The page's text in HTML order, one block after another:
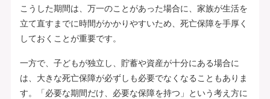
こうした期間は、万一のことがあった場合に、家族が生活を
立て直すまでに時間がかかりやすいため、死亡保障を手厚く
しておくことが重要です。
一方で、子どもが独立し、貯蓄や資産が十分にある場合に
は、大きな死亡保障が必ずしも必要でなくなることもありま
す。「必要な期間だけ、必要な保障を持つ」という考え方に